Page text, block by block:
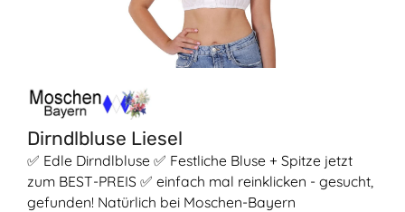
Dirndlbluse Liesel
✅ Edle Dirndlbluse ✅ Festliche Bluse + Spitze jetzt
zum BEST-PREIS ✅ einfach mal reinklicken - gesucht,
gefunden! Natürlich bei Moschen-Bayern